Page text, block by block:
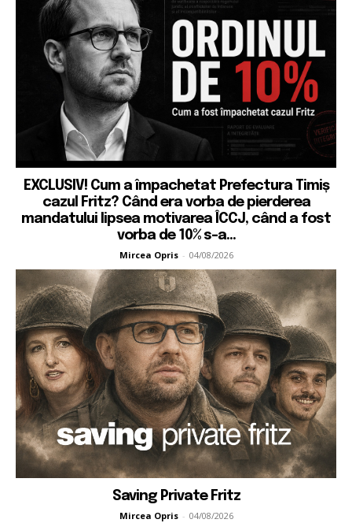
EXCLUSIV! Cum a împachetat Prefectura Timiș
cazul Fritz? Când era vorba de pierderea
mandatului lipsea motivarea ÎCCJ, când a fost
vorba de 10% s-a...
Mircea Opris - 04/08/2026
Saving Private Fritz
Mircea Opris - 04/08/2026